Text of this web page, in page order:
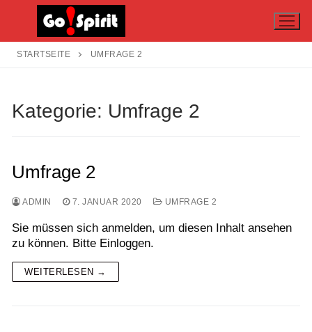
springen
STARTSEITE UMFRAGE 2
Kategorie: Umfrage 2
Umfrage 2
ADMIN 7. JANUAR 2020 UMFRAGE 2
Sie müssen sich anmelden, um diesen Inhalt ansehen
zu können. Bitte Einloggen.
WEITERLESEN →